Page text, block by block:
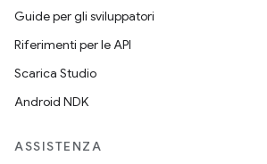
Guide per gli sviluppatori
Riferimenti per le API
Scarica Studio
Android NDK
ASSISTENZA